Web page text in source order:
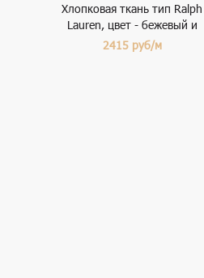
Хлопковая ткань тип Ralph
Lauren, цвет - бежевый и
полоска
2415 руб/м